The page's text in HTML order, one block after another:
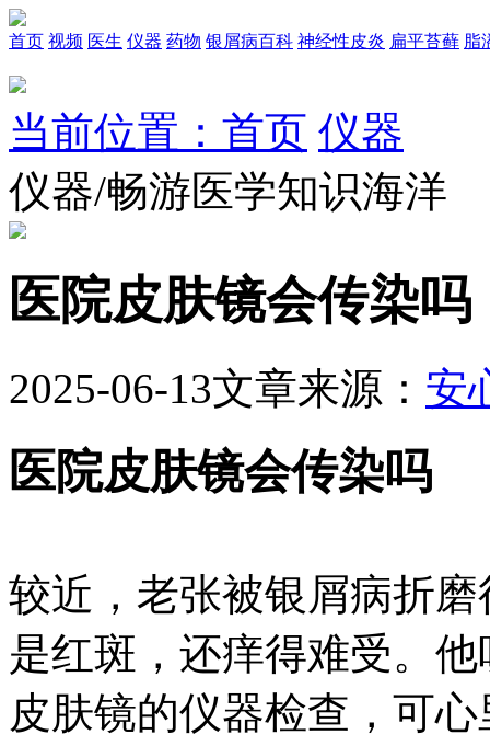
首页 视频 医生 仪器 药物 银屑病百科 神经性皮炎 扁平苔藓 脂
当前位置：首页 仪器
仪器/畅游医学知识海洋
医院皮肤镜会传染吗
2025-06-13文章来源： 安
医院皮肤镜会传染吗
较近，老张被银屑病折
是红斑，还痒得难受。
皮肤镜的仪器检查，可